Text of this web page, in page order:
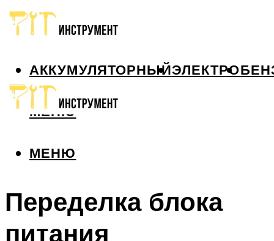
АККУМУЛЯТОРНЫЙЭЛЕКТРО
МЕНЮ
МЕНЮ
Переделка блока
питания